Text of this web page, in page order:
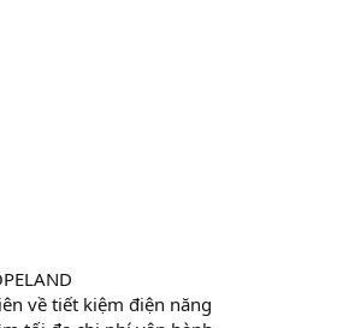
về tiết kiệm điện năng